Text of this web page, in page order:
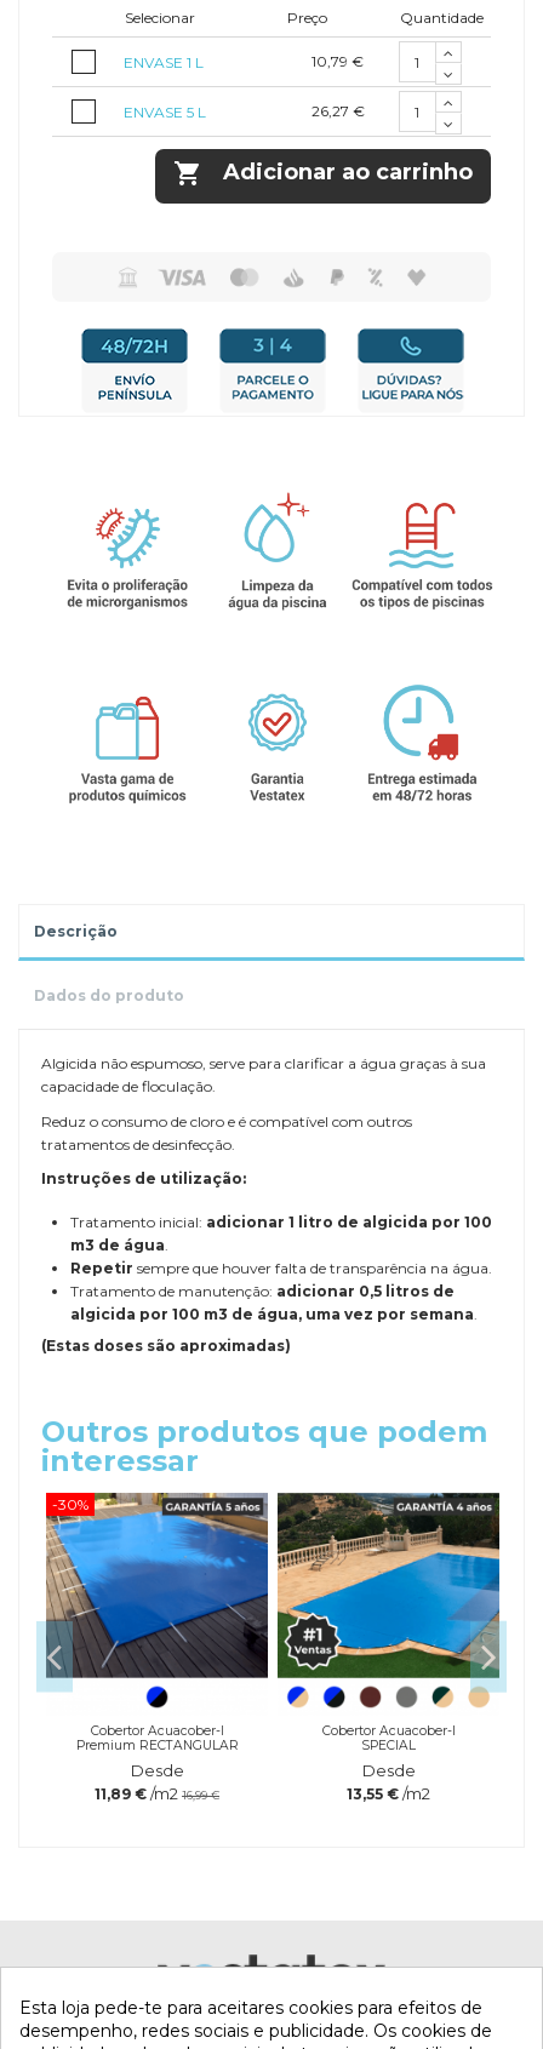
Selecionar Preço Quantidade
ENVASE 1 L 10,79 €
ENVASE 5 L 26,27 €
 Adicionar ao carrinho
Descrição
Dados do produto
Algicida não espumoso, serve para clarificar a água graças à sua
capacidade de floculação.
Reduz o consumo de cloro e é compatível com outros
tratamentos de desinfecção.
Instruções de utilização:
Tratamento inicial: adicionar 1 litro de algicida por 100
m3 de água.
Repetir sempre que houver falta de transparência na água.
Tratamento de manutenção: adicionar 0,5 litros de
algicida por 100 m3 de água, uma vez por semana.
(Estas doses são aproximadas)
Outros produtos que podem
interessar
-30%
Cobertor Acuacober-I
Premium RECTANGULAR
Desde
11,89 € /m2 16,99 €
Cobertor Acuacober-I
SPECIAL
Desde
13,55 € /m2
Esta loja pede-te para aceitares cookies para efeitos de
desempenho, redes sociais e publicidade. Os cookies de